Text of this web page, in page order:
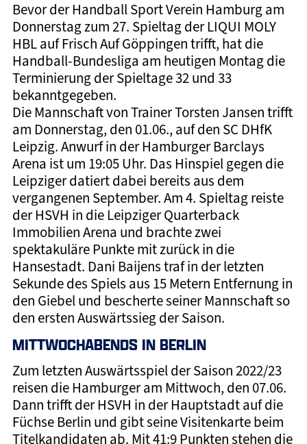
Bevor der Handball Sport Verein Hamburg am
Donnerstag zum 27. Spieltag der LIQUI MOLY
HBL auf Frisch Auf Göppingen trifft, hat die
Handball-Bundesliga am heutigen Montag die
Terminierung der Spieltage 32 und 33
bekanntgegeben.
Die Mannschaft von Trainer Torsten Jansen trifft
am Donnerstag, den 01.06., auf den SC DHfK
Leipzig. Anwurf in der Hamburger Barclays
Arena ist um 19:05 Uhr. Das Hinspiel gegen die
Leipziger datiert dabei bereits aus dem
vergangenen September. Am 4. Spieltag reiste
der HSVH in die Leipziger Quarterback
Immobilien Arena und brachte zwei
spektakuläre Punkte mit zurück in die
Hansestadt. Dani Baijens traf in der letzten
Sekunde des Spiels aus 15 Metern Entfernung in
den Giebel und bescherte seiner Mannschaft so
den ersten Auswärtssieg der Saison.
MITTWOCHABENDS IN BERLIN
Zum letzten Auswärtsspiel der Saison 2022/23
reisen die Hamburger am Mittwoch, den 07.06.
Dann trifft der HSVH in der Hauptstadt auf die
Füchse Berlin und gibt seine Visitenkarte beim
Titelkandidaten ab. Mit 41:9 Punkten stehen die